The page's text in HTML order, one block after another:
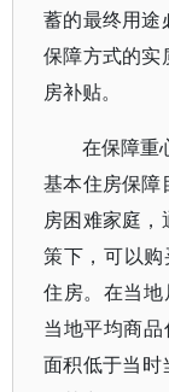
蓄的最终用途
保障方式的实
房补贴。
在保障重
基本住房保障
房困难家庭，
策下，可以
住房。在当
当地平均商
面积低于当时